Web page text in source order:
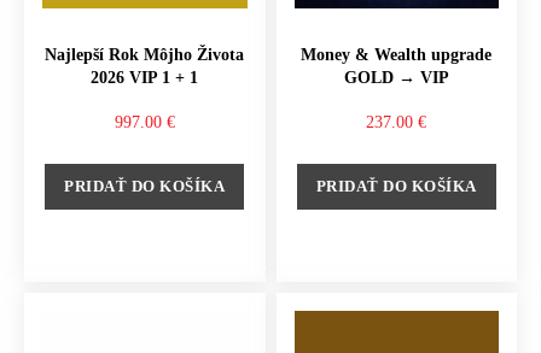
Najlepší Rok Môjho Života
2026 VIP 1 + 1
997.00 €
PRIDAŤ DO KOŠÍKA
Money & Wealth upgrade
GOLD → VIP
237.00€
PRIDAŤ DO KOŠÍKA